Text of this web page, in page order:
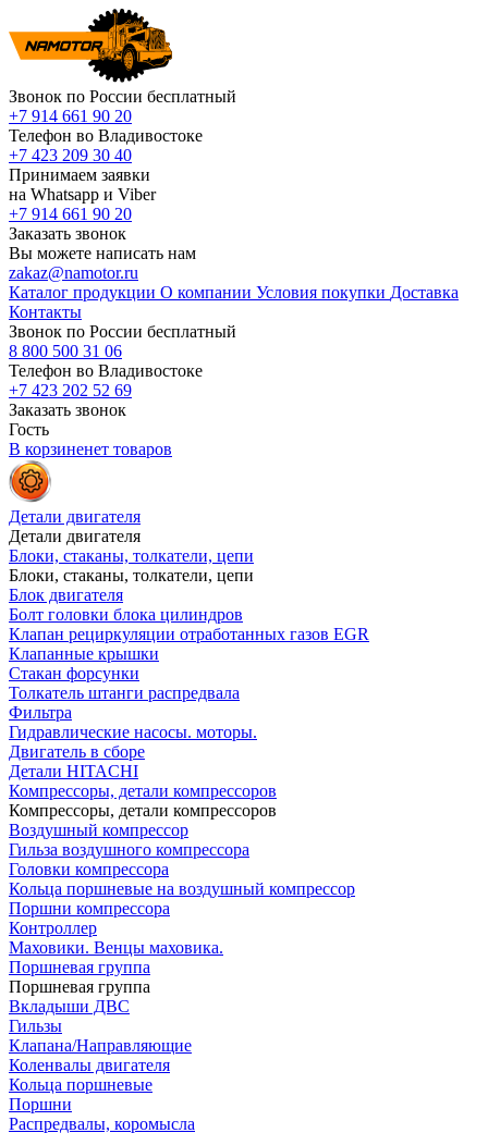
Звонок по России бесплатный
+7 914 661 90 20
Телефон во Владивостоке
+7 423 209 30 40
Принимаем заявки
на Whatsapp и Viber
+7 914 661 90 20
Заказать звонок
Вы можете написать нам
zakaz@namotor.ru
Каталог продукции О компании Условия покупки Доставка
Контакты
Звонок по России бесплатный
8 800 500 31 06
Телефон во Владивостоке
+7 423 202 52 69
Заказать звонок
Гость
В корзиненет товаров
Детали двигателя
Детали двигателя
Блоки, стаканы, толкатели, цепи
Блоки, стаканы, толкатели, цепи
Блок двигателя
Болт головки блока цилиндров
Клапан рециркуляции отработанных газов EGR
Клапанные крышки
Стакан форсунки
Толкатель штанги распредвала
Фильтра
Гидравлические насосы. моторы.
Двигатель в сборе
Детали HITACHI
Компрессоры, детали компрессоров
Компрессоры, детали компрессоров
Воздушный компрессор
Гильза воздушного компрессора
Головки компрессора
Кольца поршневые на воздушный компрессор
Поршни компрессора
Контроллер
Маховики. Венцы маховика.
Поршневая группа
Поршневая группа
Вкладыши ДВС
Гильзы
Клапана/Направляющие
Коленвалы двигателя
Кольца поршневые
Поршни
Распредвалы, коромысла